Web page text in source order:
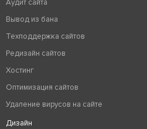
Аудит сайта
Вывод из бана
Техподдержка сайтов
Редизайн сайтов
Хостинг
Оптимизация сайтов
Удаление вирусов на сайте
Дизайн